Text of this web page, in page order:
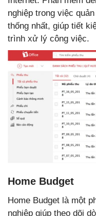
nghiệp trong việc
thống nhất, giúp tiết
trình xử lý công việc.
Home Budget
Home Budget là một
nghiệp giúp theo dõi